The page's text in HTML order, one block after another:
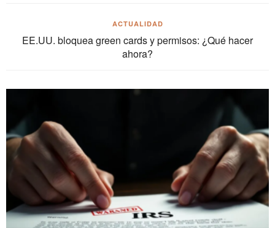
ACTUALIDAD
EE.UU. bloquea green cards y permisos: ¿Qué hacer
ahora?